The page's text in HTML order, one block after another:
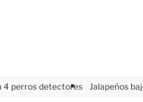
4 perros detectores Jalapeños